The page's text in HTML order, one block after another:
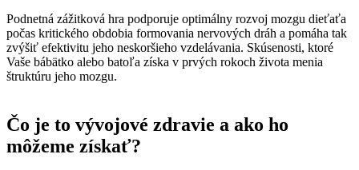
Podnetná zážitková hra podporuje optimálny rozvoj mozgu dieťaťa
počas kritického obdobia formovania nervových dráh a pomáha tak
zvýšiť efektivitu jeho neskoršieho vzdelávania. Skúsenosti, ktoré
Vaše bábätko alebo batoľa získa v prvých rokoch života menia
štruktúru jeho mozgu.
Čo je to vývojové zdravie a ako ho
môžeme získať?